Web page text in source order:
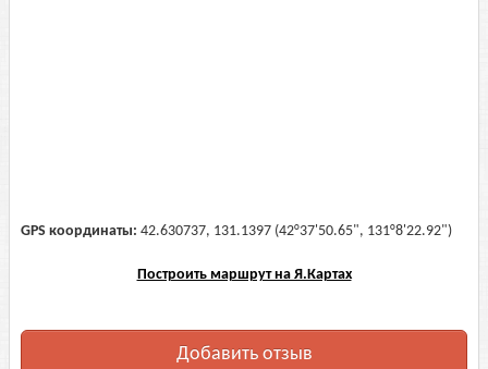
GPS координаты: 42.630737, 131.1397 (42°37'50.65", 131°8'22.92")
Построить маршрут на Я.Картах
Добавить отзыв